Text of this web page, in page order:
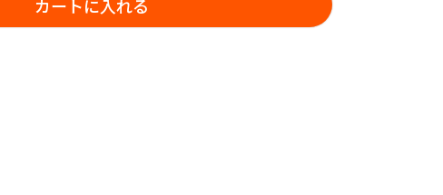
カートに入れる